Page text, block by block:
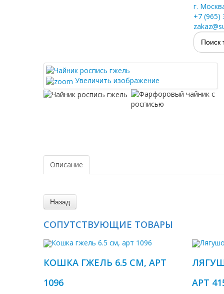
г.
+7 (965)
Увеличить изображение
Описание
СОПУТСТВУЮЩИЕ ТОВАРЫ
КОШКА ГЖЕЛЬ 6.5 СМ, АРТ
1096
АРТ